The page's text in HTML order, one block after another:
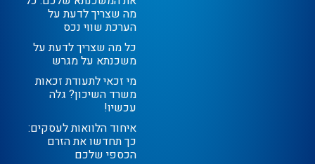
מה שצריך לדעת על
הערכת שווי נכס
כל מה שצריך לדעת על
משכנתא על מגרש
מי זכאי לתעודת זכאות
משרד השיכון? גלה
עכשיו!
איחוד הלוואות לעסקים:
כך תחדשו את הזרם
הכספי שלכם